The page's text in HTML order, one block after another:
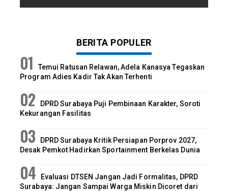
BERITA POPULER
Temui Ratusan Relawan, Adela Kanasya Tegaskan
Program Adies Kadir Tak Akan Terhenti
DPRD Surabaya Puji Pembinaan Karakter, Soroti
Kekurangan Fasilitas
DPRD Surabaya Kritik Persiapan Porprov 2027,
Desak Pemkot Hadirkan Sportainment Berkelas Dunia
Evaluasi DTSEN Jangan Jadi Formalitas, DPRD
Surabaya: Jangan Sampai Warga Miskin Dicoret dari